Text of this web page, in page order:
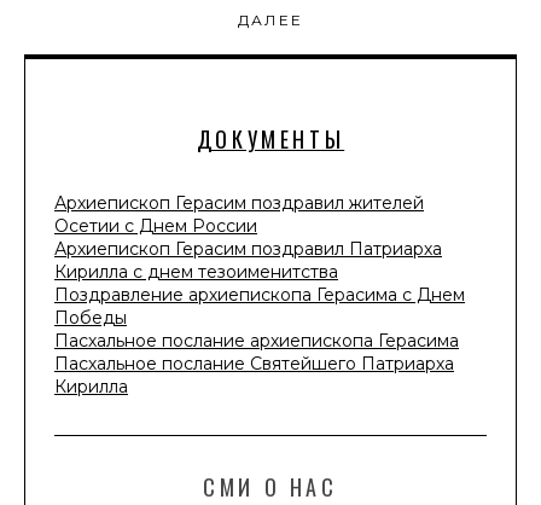
ДОКУМЕНТЫ
Архиепископ Герасим поздравил жителей
Осетии с Днем России
Архиепископ Герасим поздравил Патриарха
Кирилла с днем тезоименитства
Поздравление архиепископа Герасима с Днем
Победы
Пасхальное послание архиепископа Герасима
Пасхальное послание Святейшего Патриарха
Кирилла
СМИ О НАС
ДАЛЕЕ